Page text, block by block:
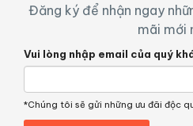
Đăng ký để nhận ngay
mãi mới
Vui lòng nhập email của quý
*Chúng tôi sẽ gửi những ưu đãi độc